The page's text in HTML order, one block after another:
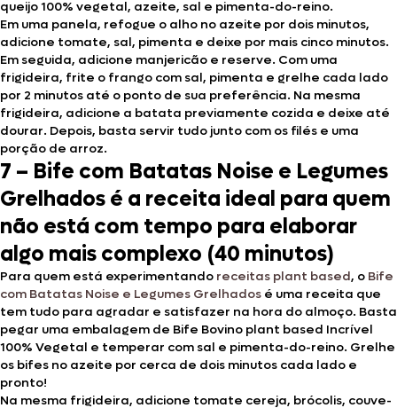
queijo 100% vegetal, azeite, sal e pimenta-do-reino.
Em uma panela, refogue o alho no azeite por dois minutos,
adicione tomate, sal, pimenta e deixe por mais cinco minutos.
Em seguida, adicione manjericão e reserve. Com uma
frigideira, frite o frango com sal, pimenta e grelhe cada lado
por 2 minutos até o ponto de sua preferência. Na mesma
frigideira, adicione a batata previamente cozida e deixe até
dourar. Depois, basta servir tudo junto com os filés e uma
porção de arroz.
7 – Bife com Batatas Noise e Legumes
Grelhados é a receita ideal para quem
não está com tempo para elaborar
algo mais complexo (40 minutos)
Para quem está experimentando receitas plant based, o Bife
com Batatas Noise e Legumes Grelhados é uma receita que
tem tudo para agradar e satisfazer na hora do almoço. Basta
pegar uma embalagem de Bife Bovino plant based Incrível
100% Vegetal e temperar com sal e pimenta-do-reino. Grelhe
os bifes no azeite por cerca de dois minutos cada lado e
pronto!
Na mesma frigideira, adicione tomate cereja, brócolis, couve-